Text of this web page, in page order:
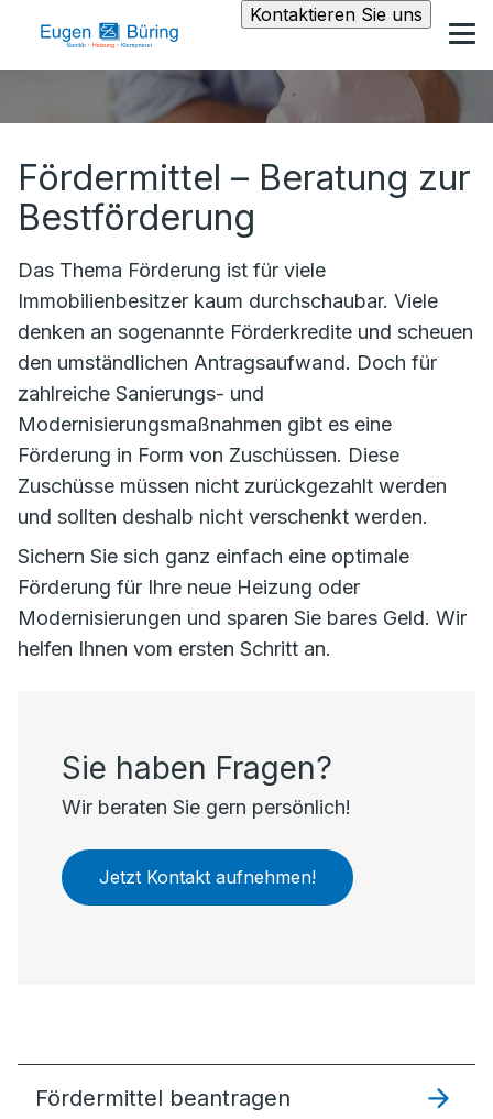
Kontaktieren Sie uns
Fördermittel – Beratung zur
Bestförderung
Das Thema Förderung ist für viele
Immobilienbesitzer kaum durchschaubar. Viele
denken an sogenannte Förderkredite und scheuen
den umständlichen Antragsaufwand. Doch für
zahlreiche Sanierungs- und
Modernisierungsmaßnahmen gibt es eine
Förderung in Form von Zuschüssen. Diese
Zuschüsse müssen nicht zurückgezahlt werden
und sollten deshalb nicht verschenkt werden.
Sichern Sie sich ganz einfach eine optimale
Förderung für Ihre neue Heizung oder
Modernisierungen und sparen Sie bares Geld. Wir
helfen Ihnen vom ersten Schritt an.
Sie haben Fragen?
Wir beraten Sie gern persönlich!
Jetzt Kontakt aufnehmen!
Fördermittel beantragen